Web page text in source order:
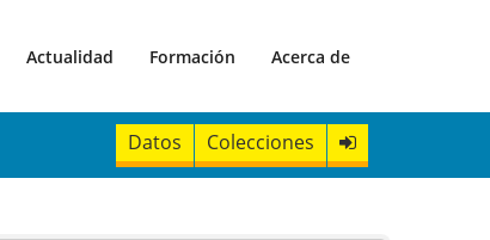
Actualidad Formación Acerca de
Datos Colecciones